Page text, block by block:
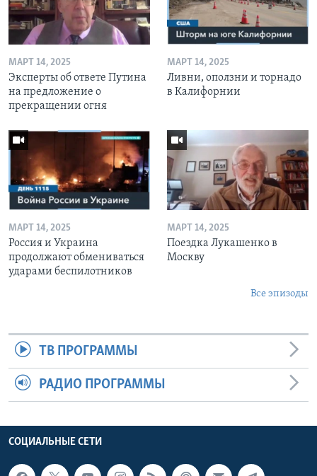
МАРТ 14, 2025
Эксперты об ответе Путина
на предложение о
прекращении огня
МАРТ 14, 2025
Ливни, оползни и торнадо
в Калифорнии
МАРТ 14, 2025
Россия и Украина
продолжают обмениваться
ударами беспилотников
МАРТ 14, 2025
Поездка Лукашенко в
Москву
Все эпизоды
ТВ ПРОГРАММЫ
РАДИО ПРОГРАММЫ
СОЦИАЛЬНЫЕ СЕТИ